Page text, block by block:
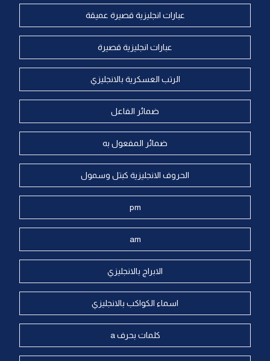
عبارات انجليزية قصيرة عميقة
عبارات انجليزية قصيرة
الرتب العسكرية بالانجليزي
ضمائر الفاعل
ضمائر المفعول به
الحروف الانجليزية كبتل وسمول
pm
am
الابراج بالانجليزي
اسماء الكواكب بالانجليزي
كلمات بحرف a